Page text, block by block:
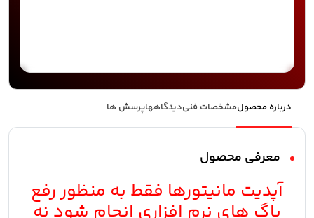
درباره محصولمشخصات فنیدیدگاههاپرسش ها
معرفی محصول
آپدیت مانیتورها فقط به منظور رفع